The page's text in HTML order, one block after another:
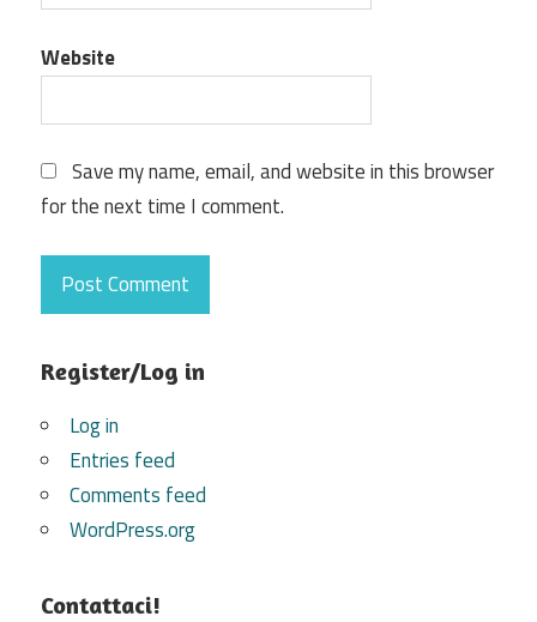
Website
Save my name, email, and website in this browser
for the next time I comment.
Register/Log in
Log in
Entries feed
Comments feed
WordPress.org
Contattaci!